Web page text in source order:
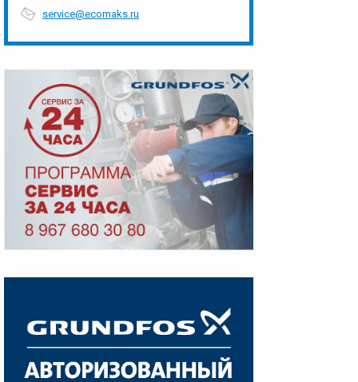
service@ecomaks.ru